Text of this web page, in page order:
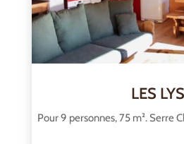
LES LYS
Pour 9 personnes, 75 m². Serre